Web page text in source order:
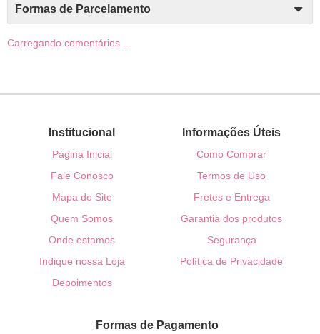
Formas de Parcelamento
Carregando comentários ...
Institucional
Página Inicial
Fale Conosco
Mapa do Site
Quem Somos
Onde estamos
Indique nossa Loja
Depoimentos
Informações Úteis
Como Comprar
Termos de Uso
Fretes e Entrega
Garantia dos produtos
Segurança
Política de Privacidade
Formas de Pagamento